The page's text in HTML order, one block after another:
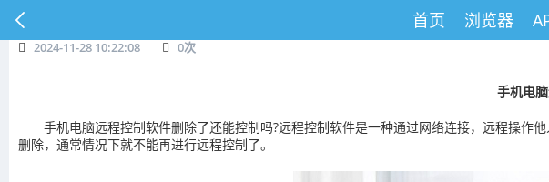
首页 浏览器
2024-11-28 10:22:08 0次
手机电
手机电脑远程控制软件删除了还能控制吗?远程控制软件是一种通过网络连接，远程操
删除，通常情况下就不能再进行远程控制了。